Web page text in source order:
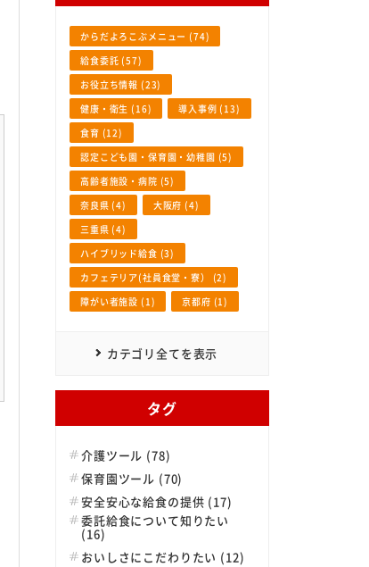
からだよろこぶメニュー (74)
給食委託 (57)
お役立ち情報 (23)
健康・衛生 (16)
導入事例 (13)
食育 (12)
認定こども園・保育園・幼稚園 (5)
高齢者施設・病院 (5)
奈良県 (4)
大阪府 (4)
三重県 (4)
ハイブリッド給食 (3)
カフェテリア(社員食堂・寮） (2)
障がい者施設 (1)
京都府 (1)
カテゴリ全てを表示
タグ
介護ツール (78)
保育園ツール (70)
安全安心な給食の提供 (17)
委託給食について知りたい
(16)
おいしさにこだわりたい (12)